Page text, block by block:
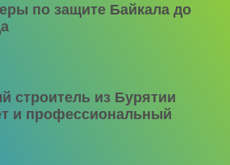
по защите Байкала до
строитель из Бурятии
и профессиональный